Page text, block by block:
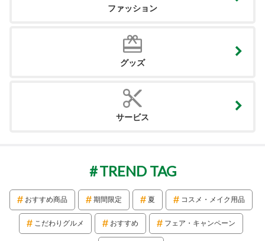
ファッション
グッズ
サービス
TREND TAG
おすすめ商品 期間限定 夏 コスメ・メイク用品
こだわりグルメ おすすめ フェア・キャンペーン